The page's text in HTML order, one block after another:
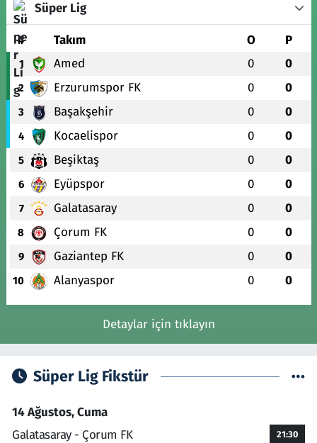
Süper Lig
# Takım O P
1 Amed 0 0
2 Erzurumspor FK 0 0
3 Başakşehir 0 0
4 Kocaelispor 0 0
5 Beşiktaş 0 0
6 Eyüpspor 0 0
7 Galatasaray 0 0
8 Çorum FK 0 0
9 Gaziantep FK 0 0
10 Alanyaspor 0 0
Detaylar için tıklayın
Süper Lig Fikstür
14 Ağustos, Cuma
Galatasaray - Çorum FK
21:30